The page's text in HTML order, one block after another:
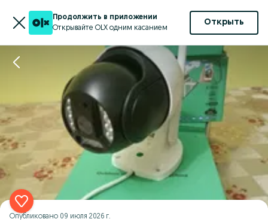
Продолжить в приложении
Открывайте OLX одним касанием
Открыть
Опубликовано 09 июля 2026 г.